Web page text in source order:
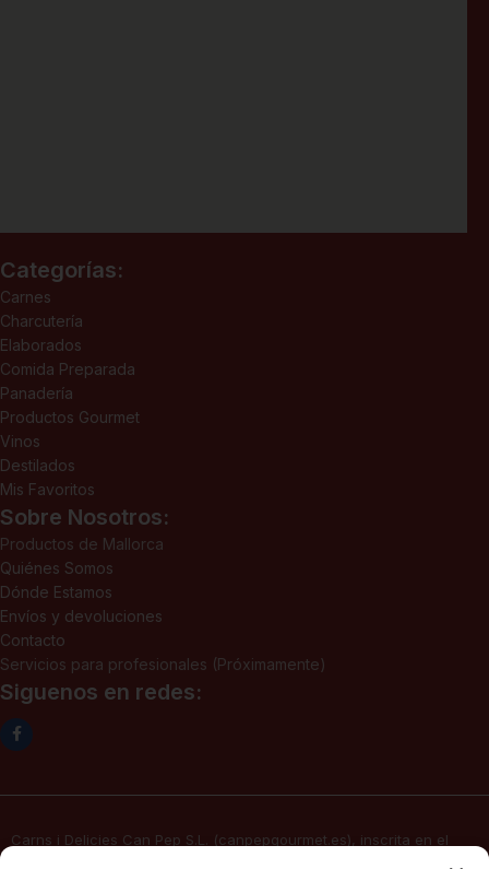
Categorías:
Carnes
Charcutería
Elaborados
Comida Preparada
Panadería
Productos Gourmet
Vinos
Destilados
Mis Favoritos
Sobre Nosotros:
Productos de Mallorca
Quiénes Somos
Dónde Estamos
Envíos y devoluciones
Contacto
Servicios para profesionales (Próximamente)
Siguenos en redes:
Carns i Delicies Can Pep S.L. (canpepgourmet.es), inscrita en el